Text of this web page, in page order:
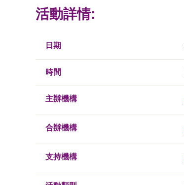
活動詳情:
日期
時間
主辦機構
合辦機構
支持機構